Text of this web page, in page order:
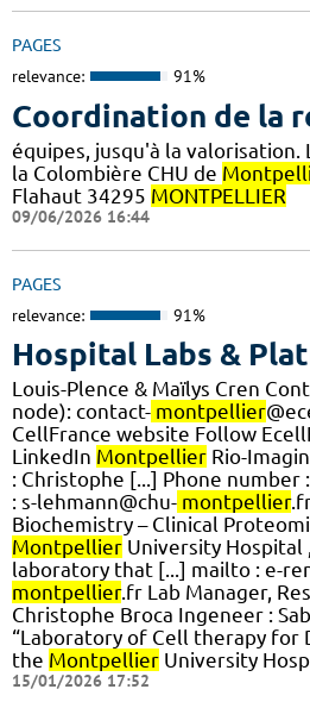
PAGES
relevance: 91%
Coordination de la
équipes, jusqu'à la valorisation.
la Colombière CHU de
Flahaut 34295 MONTPELLIER
09/06/2026 16:44
PAGES
relevance: 91%
Hospital Labs &
Louis-Plence & Maïlys Cren
node): contact- montpellier
CellFrance website Follow
LinkedIn Montpellier Rio-
: Christophe [...] Phone number
: s-lehmann@chu- montpellier
Biochemistry – Clinical
Montpellier University Hospital
laboratory that [...] mailto : e-
montpellier.fr Lab Manager,
Christophe Broca Ingeneer :
“Laboratory of Cell therapy for
the Montpellier University
15/01/2026 17:52